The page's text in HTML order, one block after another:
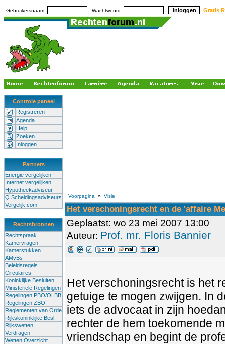
Gebruikersnaam: Wachtwoord: Gratis
Controle paneel
Registreren
Agenda
Help
Zoeken
Inloggen
Partners
Energie vergelijken
Internet vergelijken
Hypotheekadviseur
Q Scheidingsadviseurs
Vergelijk.com
Rechtsbronnen
Rechtspraak
Kamervragen
Kamerstukken
AMvBs
Beleidsregels
Circulaires
Koninklijke Besluiten
Ministeriële Regelingen
Regelingen PBO/OLBB
Regelingen ZBO
Reglementen van Orde
Rijkskoninklijke Besl.
Rijkswetten
Verdragen
Wetten Overzicht
Voorpagina » Visie
Het verschoningsrecht en de 'affaire
Geplaatst: wo 23 mei 2007 13:00
Auteur: Prof. mr. Floris Bannier
Het verschoningsrecht is het
getuige te mogen zwijgen. In
iets de advocaat in zijn
rechter de hem toekomende
vriendschap en begint de